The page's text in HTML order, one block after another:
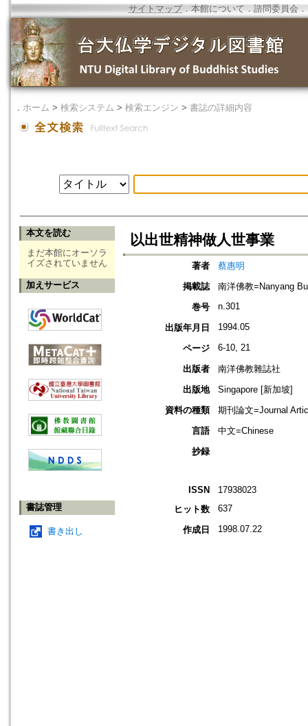
サイトマップ．本館について ． 諮問委員会 ．
． ホーム > 検索システム > 検索エンジン > 書誌の詳細内容
本文を読む
まだ本館にオーソラ
イズされていません
加えサービス
書誌管理
書き出し
以出世精神做人世事業
著者
蔡惠明
掲載誌
南洋佛教=Nanyang
巻号
n.301
出版年月日 1994.05
ページ 6-10, 21
出版者
南洋佛教雜誌社
出版地
Singapore [新加坡]
資料の種類
期刊論文=Journal
言語
中文=Chinese
抄録
ISSN
17938023
ヒット数
637
作成日 1998.07.22